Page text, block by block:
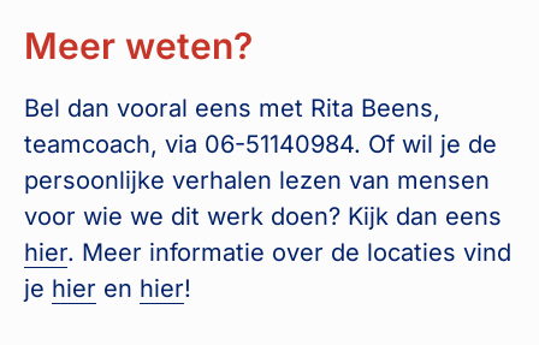
Meer weten?
Bel dan vooral eens met Rita Beens,
teamcoach, via 06-51140984. Of wil je de
persoonlijke verhalen lezen van mensen
voor wie we dit werk doen? Kijk dan eens
hier. Meer informatie over de locaties vind
je hier en hier!